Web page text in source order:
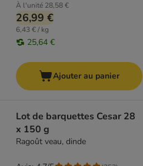
À l'unité 28,58 €
26,99 €
6,43 € / kg
25,64 €
Ajouter au panier
Lot de barquettes Cesar 28
x 150 g
Ragoût veau, dinde